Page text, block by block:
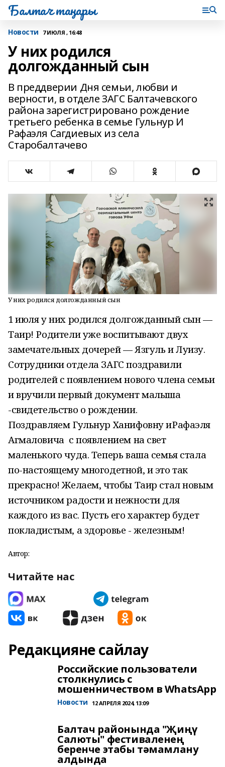
Балтач таңнары
Новости 7 ИЮЛЯ , 16:48
У них родился
долгожданный сын
В преддверии Дня семьи, любви и
верности, в отделе ЗАГС Балтачевского
района зарегистрировано рождение
третьего ребенка в семье Гульнур И
Рафаэля Сагдиевых из села
Старобалтачево
У них родился долгожданный сын
1 июля у них родился долгожданный сын —
Таир! Родители уже воспитывают двух
замечательных дочерей — Язгуль и Луизу.
Сотрудники отдела ЗАГС поздравили
родителей с появлением нового члена семьи
и вручили первый документ малыша
-свидетельство о рождении.
Поздравляем Гульнур Ханифовну иРафаэля
Агмаловича с появлением на свет
маленького чуда. Теперь ваша семья стала
по-настоящему многодетной, и это так
прекрасно! Желаем, чтобы Таир стал новым
источником радости и нежности для
каждого из вас. Пусть его характер будет
покладистым, а здоровье - железным!
Автор:
Читайте нас
Редакцияне сайлау
Российские пользователи
столкнулись с
мошенничеством в WhatsApp
Новости 12 АПРЕЛЯ 2024, 13:09
Балтач районында "Җиңү
Салюты" фестиваленең
беренче этабы тәмамлану
алдында